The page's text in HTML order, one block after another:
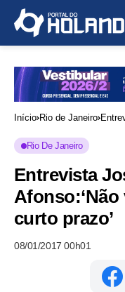
Início Rio de Janeiro
Rio De Janeiro
Entrevista
curto prazo’
08/01/2017 00h01